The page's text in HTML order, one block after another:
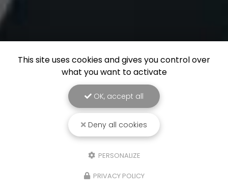
This site uses cookies and gives you control over
what you want to activate
OK, accept all
Deny all cookies
PERSONALIZE
PRIVACY POLICY